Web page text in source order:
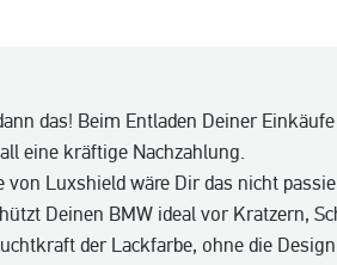
das! Beim Entladen Deiner
eine kräftige Nachzahlung.
Luxshield wäre Dir das nicht
Deinen BMW ideal vor Kratzern,
der Lackfarbe, ohne die